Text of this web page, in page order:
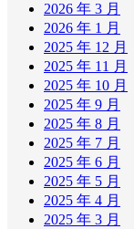
2026 年 3 月
2026 年 1 月
2025 年 12 月
2025 年 11 月
2025 年 10 月
2025 年 9 月
2025 年 8 月
2025 年 7 月
2025 年 6 月
2025 年 5 月
2025 年 4 月
2025 年 3 月